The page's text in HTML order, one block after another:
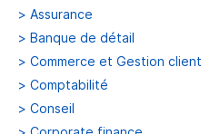
> Assurance
> Banque de détail
> Commerce et Gestion client
> Comptabilité
> Conseil